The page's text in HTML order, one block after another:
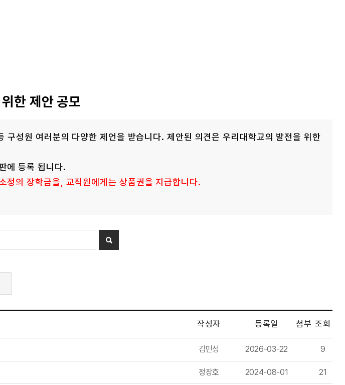
한 제안 공모
성원 여러분의 다양한 제언을 받습니다. 제안된 의견은 우리대학교의 발전을 위한
에 등록 됩니다.
정의 장학금을, 교직원에게는 상품권을 지급합니다.
작성자 등록일 첨부 조회
김민성 2026-03-22 9
정장호 2024-08-01 21